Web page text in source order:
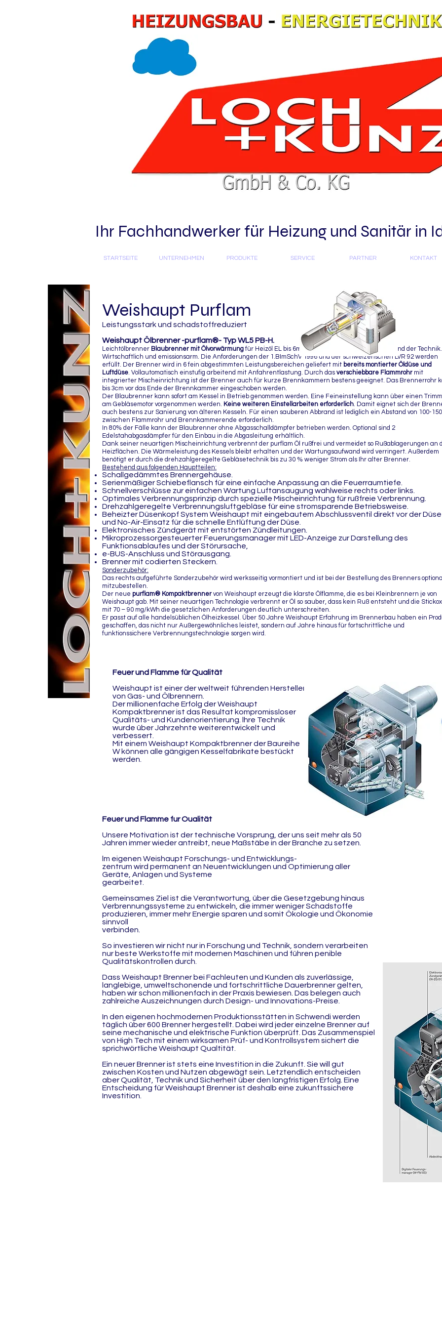
Ihr Fachhandwerker für Heizung und Sanitär in
STARTSEITE UNTERNEHMEN PRODUKTE SERVICE PARTNER KONTAKT
Weishaupt Purflam
Leistungsstark und schadstoffreduziert
Weishaupt Ölbrenner -purflam®- Typ WL5 PB-H.
Leichtölbrenner Blaubrenner mit Ölvorwärmung für Heizöl EL bis 6mm2/sec. nach dem neuesten Stand der Technik.
Wirtschaftlich und emissionsarm. Die Anforderungen der 1.BImSchV 1996 und der schweizerischen LVR 92 werden
erfüllt. Der Brenner wird in 6 fein abgestimmten Leistungsbereichen geliefert mit bereits montierter Öldüse und
Luftdüse. Vollautomatisch einstufig arbeitend mit Anfahrentlastung. Durch das verschiebbare Flammrohr mit
integrierter Mischeinrichtung ist der Brenner auch für kurze Brennkammern bestens geeignet. Das Brennerrohr
bis 3cm vor das Ende der Brennkammer eingeschoben werden.
Der Blaubrenner kann sofort am Kessel in Betrieb genommen werden. Eine Feineinstellung kann über einen
am Gebläsemotor vorgenommen werden. Keine weiteren Einstellarbeiten erforderlich. Damit eignet sich der
auch bestens zur Sanierung von älteren Kesseln. Für einen sauberen Abbrand ist lediglich ein Abstand von 100-
zwischen Flammrohr und Brennkammerende erforderlich.
In 80% der Fälle kann der Blaubrenner ohne Abgasschalldämpfer betrieben werden. Optional sind 2
Edelstahabgasdämpfer für den Einbau in die Abgasleitung erhältlich.
Dank seiner neuartigen Mischeinrichtung verbrennt der purflam Öl rußfrei und vermeidet so Rußablagerungen an
Heizflächen. Die Wärmeleistung des Kessels bleibt erhalten und der Wartungsaufwand wird verringert. Außerdem
benötigt er durch die drehzahlgeregelte Gebläsetechnik bis zu 30 % weniger Strom als Ihr alter Brenner.
Bestehend aus folgenden Hauptteilen:
Schallgedämmtes Brennergehäuse.
Serienmäßiger Schiebeflansch für eine einfache Anpassung an die Feuerraumtiefe.
Schnellverschlüsse zur einfachen Wartung Luftansaugung wahlweise rechts oder links.
Optimales Verbrennungsprinzip durch spezielle Mischeinrichtung für rußfreie Verbrennung.
Drehzahlgeregelte Verbrennungsluftgebläse für eine stromsparende Betriebsweise.
Beheizter Düsenkopf System Weishaupt mit eingebautem Abschlussventil direkt vor der Düse
und No-Air-Einsatz für die schnelle Entlüftung der Düse.
Elektronisches Zündgerät mit entstörten Zündleitungen.
Mikroprozessorgesteuerter Feuerungsmanager mit LED-Anzeige zur Darstellung des
Funktionsablaufes und der Störursache,
e-BUS-Anschluss und Störausgang.
Brenner mit codierten Steckern.
Sonderzubehör:
Das rechts aufgeführte Sonderzubehör wird werksseitig vormontiert und ist bei der Bestellung des Brenners optional
mitzubestellen.
Der neue purflam® Kompaktbrenner von Weishaupt erzeugt die klarste Ölflamme, die es bei Kleinbrennern je von
Weishaupt gab. Mit seiner neuartigen Technologie verbrennt er Öl so sauber, dass kein Ruß entsteht und die
mit 70 – 90 mg/kWh die gesetzlichen Anforderungen deutlich unterschreiten.
Er passt auf alle handelsüblichen Ölheizkessel. Über 50 Jahre Weishaupt Erfahrung im Brennerbau haben ein
geschaffen, das nicht nur Außergewöhnliches leistet, sondern auf Jahre hinaus für fortschrittliche und
funktionssichere Verbrennungstechnologie sorgen wird.
Feuer und Flamme für Qualität
Weishaupt ist einer der weltweit führenden Hersteller
von Gas- und Ölbrennern.
Der millionenfache Erfolg der Weishaupt
Kompaktbrenner ist das Resultat kompromissloser
Qualitäts- und Kundenorientierung. lhre Technik
wurde über Jahrzehnte weiterentwickelt und
verbessert.
Mit einem Weishaupt Kompaktbrenner der Baureihe
W können alle gängigen Kesselfabrikate bestückt
werden.
Feuer und Flamme fur Oualität
Unsere Motivation ist der technische Vorsprung, der uns seit mehr als 50
Jahren immer wieder antreibt, neue Maßstäbe in der Branche zu setzen.
lm eigenen Weishaupt Forschungs- und Entwicklungs-
zentrum wird permanent an Neuentwicklungen und Optimierung aller
Geräte, Anlagen und Systeme
gearbeitet.
Gemeinsames Ziel ist die Verantwortung, über die Gesetzgebung hinaus
Verbrennungssysteme zu entwickeln, die immer weniger Schadstoffe
produzieren, immer mehr Energie sparen und somit Ökologie und Ökonomie
sinnvoll
verbinden.
So investieren wir nicht nur in Forschung und Technik, sondern verarbeiten
nur beste Werkstoffe mit modernen Maschinen und führen penible
Qualitätskontrollen durch.
Dass Weishaupt Brenner bei Fachleuten und Kunden als zuverlässige,
langlebige, umweltschonende und fortschrittliche Dauerbrenner gelten,
haben wir schon millionenfach in der Praxis bewiesen. Das belegen auch
zahlreiche Auszeichnungen durch Design- und Innovations-Preise.
In den eigenen hochmodernen Produktionsstätten in Schwendi werden
täglich über 600 Brenner hergestellt. Dabei wird jeder einzelne Brenner auf
seine mechanische und elektrische Funktion überprüft. Das Zusammenspiel
von High Tech mit einem wirksamen Prüf- und Kontrollsystem sichert die
sprichwörtliche Weishaupt Qualtität.
Ein neuer Brenner ist stets eine Investition in die Zukunft. Sie will gut
zwischen Kosten und Nutzen abgewägt sein. Letztendlich entscheiden
aber Qualität, Technik und Sicherheit über den langfristigen Erfolg. Eine
Entscheidung für Weishaupt Brenner ist deshalb eine zukunftssichere
Investition.